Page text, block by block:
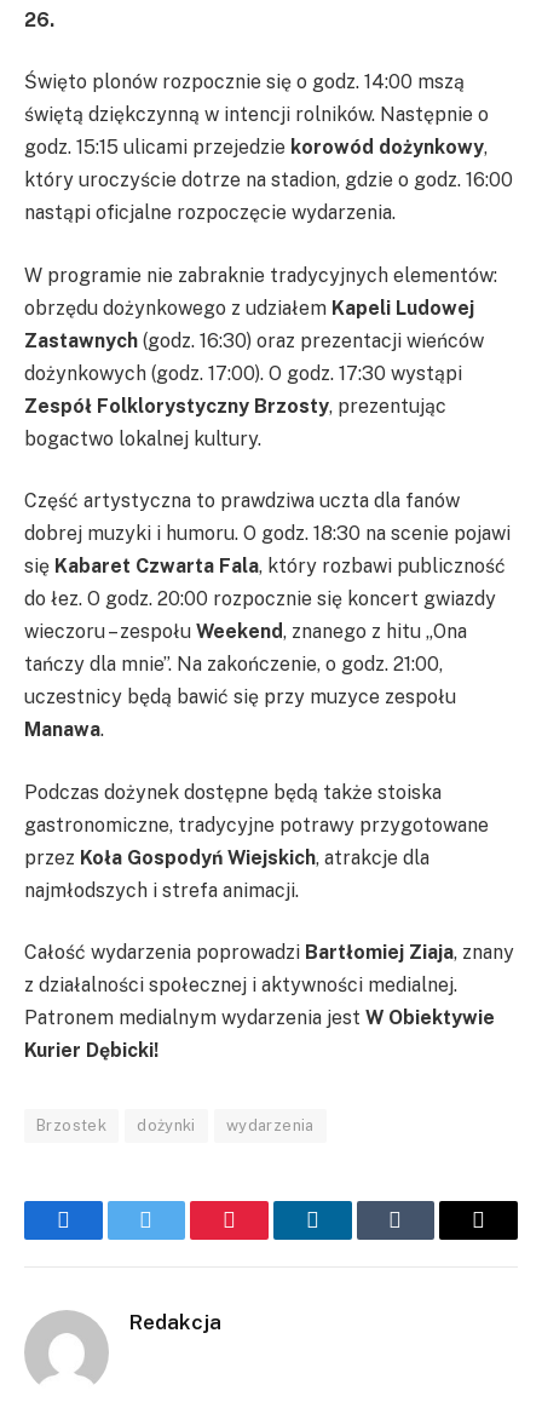
26.
Święto plonów rozpocznie się o godz. 14:00 mszą
świętą dziękczynną w intencji rolników. Następnie o
godz. 15:15 ulicami przejedzie korowód dożynkowy,
który uroczyście dotrze na stadion, gdzie o godz. 16:00
nastąpi oficjalne rozpoczęcie wydarzenia.
W programie nie zabraknie tradycyjnych elementów:
obrzędu dożynkowego z udziałem Kapeli Ludowej
Zastawnych (godz. 16:30) oraz prezentacji wieńców
dożynkowych (godz. 17:00). O godz. 17:30 wystąpi
Zespół Folklorystyczny Brzosty, prezentując
bogactwo lokalnej kultury.
Część artystyczna to prawdziwa uczta dla fanów
dobrej muzyki i humoru. O godz. 18:30 na scenie pojawi
się Kabaret Czwarta Fala, który rozbawi publiczność
do łez. O godz. 20:00 rozpocznie się koncert gwiazdy
wieczoru – zespołu Weekend, znanego z hitu „Ona
tańczy dla mnie”. Na zakończenie, o godz. 21:00,
uczestnicy będą bawić się przy muzyce zespołu
Manawa.
Podczas dożynek dostępne będą także stoiska
gastronomiczne, tradycyjne potrawy przygotowane
przez Koła Gospodyń Wiejskich, atrakcje dla
najmłodszych i strefa animacji.
Całość wydarzenia poprowadzi Bartłomiej Ziaja, znany
z działalności społecznej i aktywności medialnej.
Patronem medialnym wydarzenia jest W Obiektywie
Kurier Dębicki!
Brzostek dożynki wydarzenia
FacebookTwitter Pinterest LinkedInTumblr Email
Redakcja